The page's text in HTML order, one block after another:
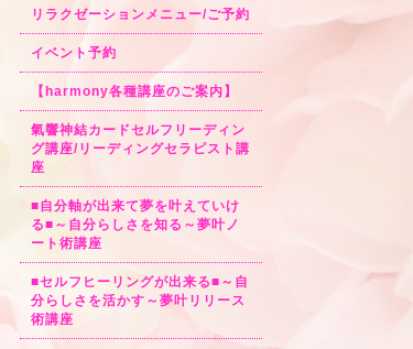
リラクゼーションメニュー/ご予約
イベント予約
【harmony各種講座のご案内】
氣響神結カードセルフリーディン
グ講座/リーディングセラピスト講
座
■自分軸が出来て夢を叶えていけ
る■～自分らしさを知る～夢叶ノ
ート術講座
■セルフヒーリングが出来る■～自
分らしさを活かす～夢叶リリース
術講座